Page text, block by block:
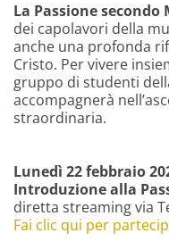
La Passione secondo
dei capolavori della
anche una profonda
Cristo. Per vivere
gruppo di studenti
accompagnerà
straordinaria.
Lunedì 22 febbraio
Introduzione alla
diretta streaming via
Fai clic qui per